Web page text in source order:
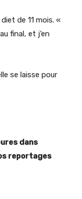
de 11 mois. «
final, et j’en
se laisse pour
dans
reportages